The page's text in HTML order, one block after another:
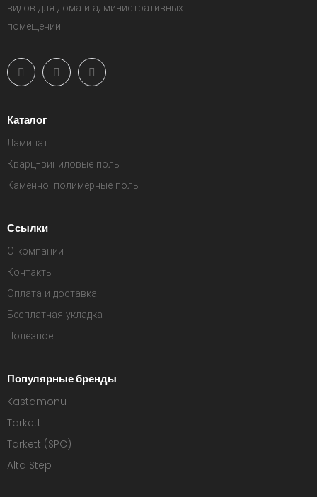
видов для дома и административных
помещений
Каталог
Ламинат
Кварц-виниловые полы
Каменно-полимерные полы
Ссылки
О компании
Контакты
Оплата и доставка
Бесплатная укладка
Полезное
Популярные бренды
Kastamonu
Tarkett
Tarkett (SPC)
Alta Step